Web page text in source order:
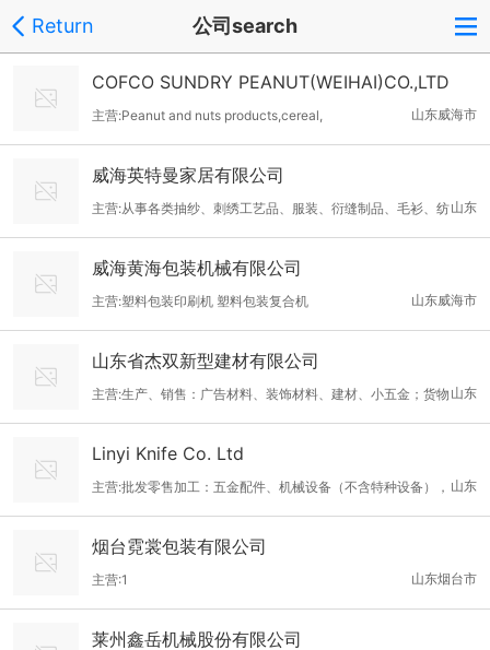
Return 公司search
COFCO SUNDRY PEANUT(WEIHAI)CO.,LTD
山东威海市
主营:Peanut and nuts products,cereal,
威海英特曼家居有限公司
山东
主营:从事各类抽纱、刺绣工艺品、服装、衍缝制品、毛衫、纺
织品、针织品、家俱、布料、线带、包装箱、喷胶棉、化纤、纸
箱、塑料袋及辅助材料 加工，销售本公司产品。
威海黄海包装机械有限公司
山东威海市
主营:塑料包装印刷机 塑料包装复合机
山东省杰双新型建材有限公司
山东
主营:生产、销售：广告材料、装饰材料、建材、小五金；货物
及技术进出口
Linyi Knife Co. Ltd
山东
主营:批发零售加工：五金配件、机械设备（不含特种设备），
刀具；花卉；农副产品（不含粮油）
烟台霓裳包装有限公司
山东烟台市
主营:1
莱州鑫岳机械股份有限公司